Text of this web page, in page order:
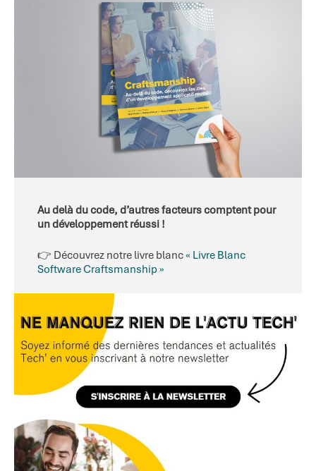
Au delà du code, d’autres facteurs comptent pour
un développement réussi !
👉 Découvrez notre livre blanc« Livre Blanc
Software Craftsmanship »